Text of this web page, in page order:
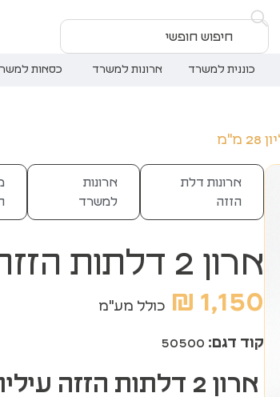
כוננית למשרד ארונות למשרד כסאות
ארונות דלת
הזזה
ארונות
למשרד
ארון 2 דלתות הזזה עליון 28 מ"מ
1,150
₪ כולל מע"מ
קוד דגם:
ארון 2 דלתות הזזה